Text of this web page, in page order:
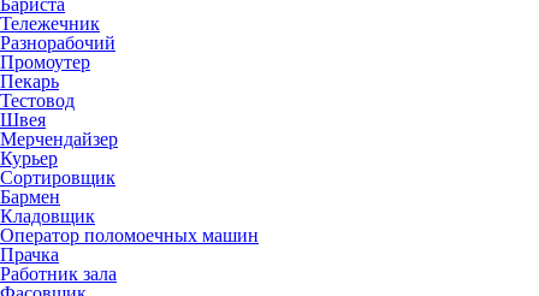
Тележечник
Разнорабочий
Промоутер
Пекарь
Тестовод
Швея
Мерчендайзер
Курьер
Сортировщик
Бармен
Кладовщик
Оператор поломоечных машин
Прачка
Работник зала